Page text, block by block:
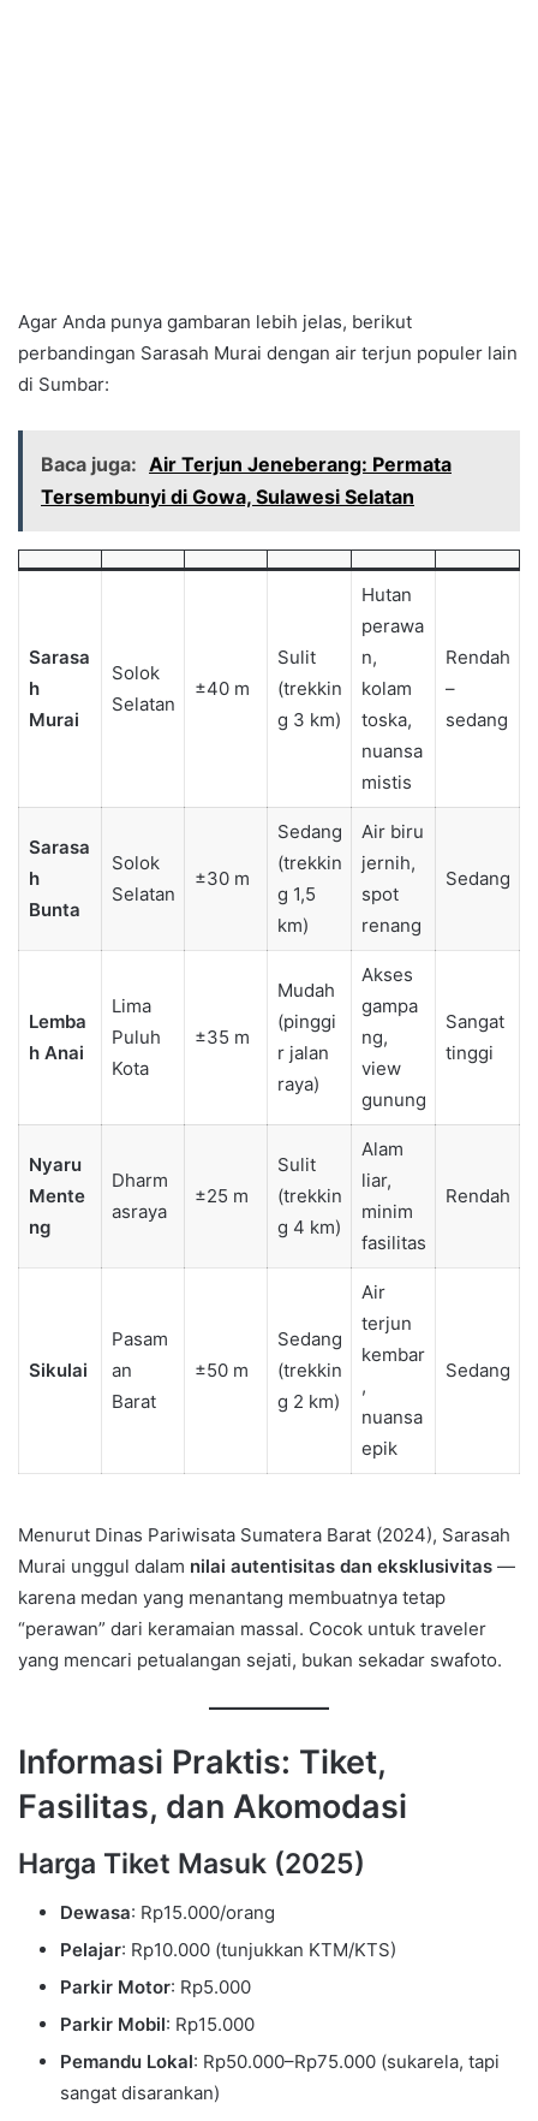
Agar Anda punya gambaran lebih jelas, berikut
perbandingan Sarasah Murai dengan air terjun populer lain
di Sumbar:
Baca juga: Air Terjun Jeneberang: Permata
Tersembunyi di Gowa, Sulawesi Selatan
Sarasa
h
Murai
Solok
Selatan
±40 m
Sulit
(trekkin
g 3 km)
Hutan
perawa
n,
kolam
toska,
nuansa
mistis
Rendah
–
sedang
Sarasa
h
Bunta
Solok
Selatan
±30 m
Sedang
(trekkin
g 1,5
km)
Air biru
jernih,
spot
renang
Sedang
Lemba
h Anai
Lima
Puluh
Kota
±35 m
Mudah
(pinggi
r jalan
raya)
Akses
gampa
ng,
view
gunung
Sangat
tinggi
Nyaru
Mente
ng
Dharm
asraya
±25 m
Sulit
(trekkin
g 4 km)
Alam
liar,
minim
fasilitas
Rendah
Sikulai
Pasam
an
Barat
±50 m
Sedang
(trekkin
g 2 km)
Air
terjun
kembar
,
nuansa
epik
Sedang
Menurut Dinas Pariwisata Sumatera Barat (2024), Sarasah
Murai unggul dalam nilai autentisitas dan eksklusivitas —
karena medan yang menantang membuatnya tetap
“perawan” dari keramaian massal. Cocok untuk traveler
yang mencari petualangan sejati, bukan sekadar swafoto.
Informasi Praktis: Tiket,
Fasilitas, dan Akomodasi
Harga Tiket Masuk (2025)
Dewasa: Rp15.000/orang
Pelajar: Rp10.000 (tunjukkan KTM/KTS)
Parkir Motor: Rp5.000
Parkir Mobil: Rp15.000
Pemandu Lokal: Rp50.000–Rp75.000 (sukarela, tapi
sangat disarankan)